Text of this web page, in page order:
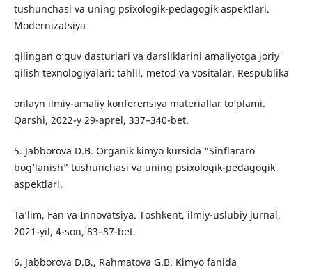
tushunchasi va uning psixologik-pedagogik aspektlari.
Modernizatsiya
qilingan o‘quv dasturlari va darsliklarini amaliyotga joriy
qilish texnologiyalari: tahlil, metod va vositalar. Respublika
onlayn ilmiy-amaliy konferensiya materiallar to‘plami.
Qarshi, 2022-y 29-aprel, 337–340-bet.
5. Jabborova D.B. Organik kimyo kursida “Sinflararo
bog‘lanish” tushunchasi va uning psixologik-pedagogik
aspektlari.
Ta’lim, Fan va Innovatsiya. Toshkent, ilmiy-uslubiy jurnal,
2021-yil, 4-son, 83–87-bet.
6. Jabborova D.B., Rahmatova G.B. Kimyo fanida